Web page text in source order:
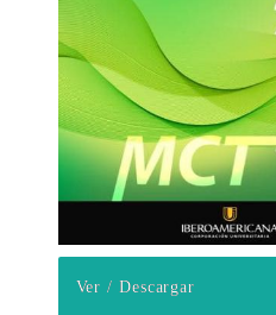
Ver / Descargar